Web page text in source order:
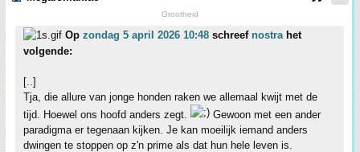
Grootheid
Op zondag 5 april 2026 10:48 schreef nostra het
volgende:
[..]
Tja, die allure van jonge honden raken we allemaal kwijt met de
tijd. Hoewel ons hoofd anders zegt.
Gewoon met een ander
paradigma er tegenaan kijken. Je kan moeilijk iemand anders
dwingen te stoppen op z'n prime als dat hun hele leven is.